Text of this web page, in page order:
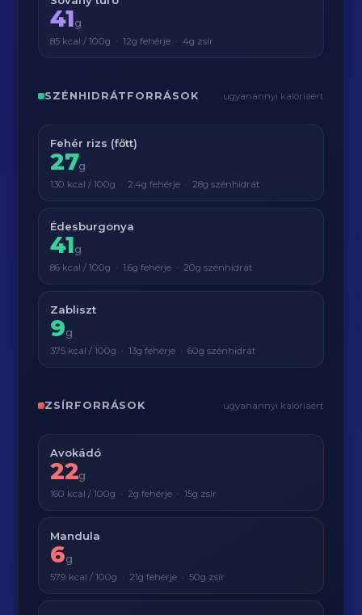
41g
85 kcal / 100g · 12g fehérje · 4g zsír
SZÉNHIDRÁTFORRÁSOK ugyanannyi kalóriáért
Fehér rizs (főtt)
27g
130 kcal / 100g · 2.4g fehérje · 28g szénhidrát
Édesburgonya
41g
86 kcal / 100g · 1.6g fehérje · 20g szénhidrát
Zabliszt
9g
375 kcal / 100g · 13g fehérje · 60g szénhidrát
ZSÍRFORRÁSOK ugyanannyi kalóriáért
Avokádó
22g
160 kcal / 100g · 2g fehérje · 15g zsír
Mandula
6g
579 kcal / 100g · 21g fehérje · 50g zsír